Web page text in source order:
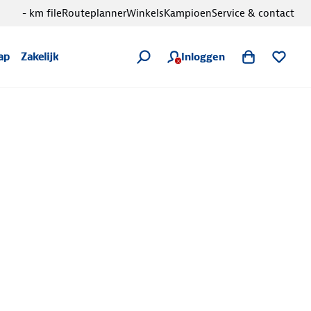
Zakelijk Inloggen
- km fileRouteplannerWinkelsKampioenService & contact